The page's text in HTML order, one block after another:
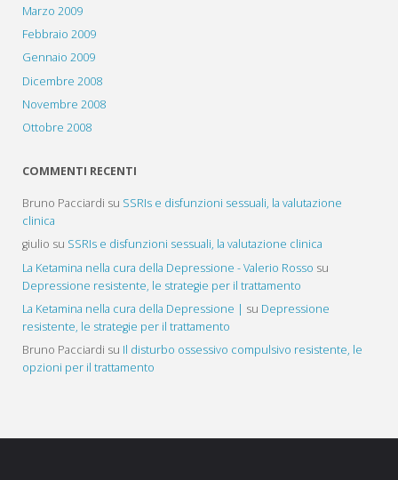
Marzo 2009
Febbraio 2009
Gennaio 2009
Dicembre 2008
Novembre 2008
Ottobre 2008
COMMENTI RECENTI
Bruno Pacciardi su SSRIs e disfunzioni sessuali, la valutazione
clinica
giulio su SSRIs e disfunzioni sessuali, la valutazione clinica
La Ketamina nella cura della Depressione - Valerio Rosso su
Depressione resistente, le strategie per il trattamento
La Ketamina nella cura della Depressione | su Depressione
resistente, le strategie per il trattamento
Bruno Pacciardi su Il disturbo ossessivo compulsivo resistente, le
opzioni per il trattamento